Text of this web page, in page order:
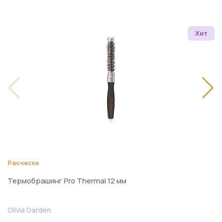
Хит
Расчески
Термобрашинг Pro Thermal 12 мм
Olivia Garden